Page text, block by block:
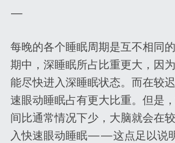
—
每晚的各个睡眠周期是互不相同
期中，深睡眠所占比重更大，因
能尽快进入深睡眠状态。而在较
速眼动睡眠占有更大比重。但是
间比通常情况下少，大脑就会在
入快速眼动睡眠——这点足以说